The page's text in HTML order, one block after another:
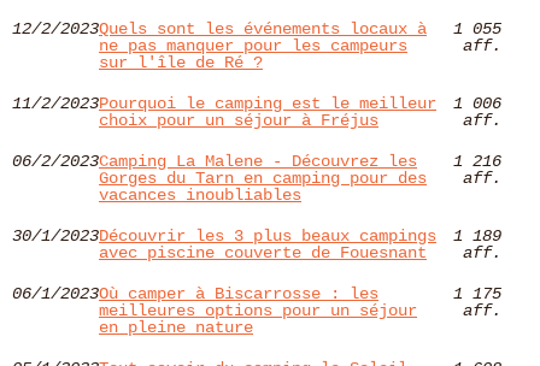
12/2/2023Quels sont les événements locaux à
ne pas manquer pour les campeurs
sur l'île de Ré ?
1 055
aff.
11/2/2023Pourquoi le camping est le meilleur
choix pour un séjour à Fréjus
1 006
aff.
06/2/2023Camping La Malene - Découvrez les
Gorges du Tarn en camping pour des
vacances inoubliables
1 216
aff.
30/1/2023Découvrir les 3 plus beaux campings
avec piscine couverte de Fouesnant
1 189
aff.
06/1/2023Où camper à Biscarrosse : les
meilleures options pour un séjour
en pleine nature
1 175
aff.